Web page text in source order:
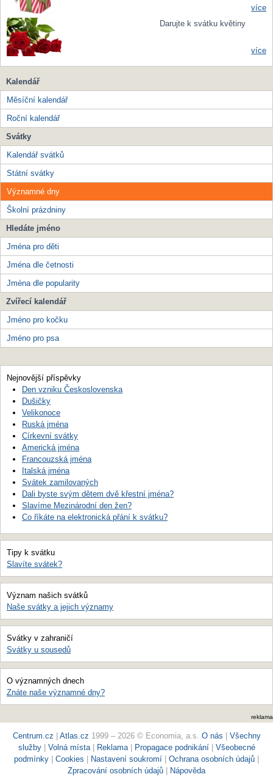
více
Darujte k svátku květiny
více
Kalendář
Měsíční kalendář
Roční kalendář
Svátky
Kalendář svátků
Státní svátky
Významné dny
Školní prázdniny
Hledáte jméno
Jména pro děti
Jména dle četnosti
Jména dle popularity
Zvířecí kalendář
Jméno pro kočku
Jméno pro psa
Nejnovější příspěvky
Den vzniku Československa
Dušičky
Velikonoce
Ruská jména
Církevní svátky
Americká jména
Francouzská jména
Italská jména
Svátek zamilovaných
Dali byste svým dětem dvě křestní jména?
Slavíme Mezinárodní den žen?
Co říkáte na elektronická přání k svátku?
Tipy k svátku
Slavíte svátek?
Význam našich svátků
Naše svátky a jejich významy
Svátky v zahraničí
Svátky u sousedů
O významných dnech
Znáte naše významné dny?
reklama
Centrum.cz | Atlas.cz 1999 – 2026 © Economia, a.s. O nás | Všechny
služby | Volná místa| Reklama | Propagace podnikání| Všeobecné
podmínky | Cookies | Nastavení soukromí | Ochrana osobních údajů |
Zpracování osobních údajů | Nápověda